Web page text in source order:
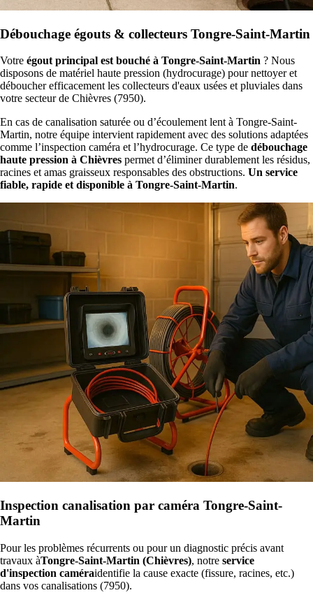
Débouchage égouts & collecteurs Tongre-Saint-Martin
Votre égout principal est bouché à Tongre-Saint-Martin ? Nous
disposons de matériel haute pression (hydrocurage) pour nettoyer et
déboucher efficacement les collecteurs d'eaux usées et pluviales dans
votre secteur de Chièvres (7950).
En cas de canalisation saturée ou d’écoulement lent à Tongre-Saint-
Martin, notre équipe intervient rapidement avec des solutions adaptées
comme l’inspection caméra et l’hydrocurage. Ce type de débouchage
haute pression à Chièvres permet d’éliminer durablement les résidus,
racines et amas graisseux responsables des obstructions. Un service
fiable, rapide et disponible à Tongre-Saint-Martin.
Inspection canalisation par caméra Tongre-Saint-
Martin
Pour les problèmes récurrents ou pour un diagnostic précis avant
travaux àTongre-Saint-Martin (Chièvres), notre service
d'inspection caméraidentifie la cause exacte (fissure, racines, etc.)
dans vos canalisations (7950).